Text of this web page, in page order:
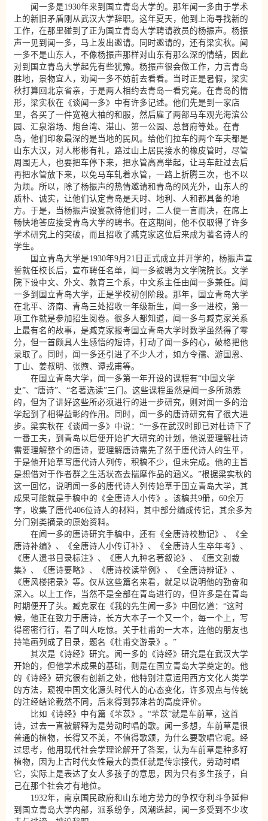
闻一多是1930年来到国立青岛大学的。那年闻一多由于学术
上的新旧矛盾刚从武汉大学辞职。这年夏天，他到上海寻找新的
工作，在那里碰到了正为国立青岛大学聘请教员的杨振声。杨振
声一见到闻一多，马上发出邀请。同时邀请的，还有梁实秋。闻
一多不是山东人，不像杨振声那样对山东有那么深的情结，因此
对到国立青岛大学起先有些犹豫。杨振声很会做工作，力言青岛
胜地，景物宜人，劝闻一多不妨前去看看。当时正是暑假，梁实
秋打算回北京省亲，于是两人相约去青岛一看究竟。在青岛的情
形，梁实秋在《谈闻一多》中有许多记述。他们先是到一家店
里，各买了一件宽袍大袖的和服，然后雇了两部马车观光海滨公
园、汇泉浴场、炮台湾、湛山、第一公园、总督府等处。在青
岛，他们印象最深的是当地的民风。给他们拉车的两个车夫都是
山东大汉，对人彬彬有礼，路过山上居民接水的橡皮管时，尽管
周围无人，也要把车停下来，把水管高高举起，让马车赶过去后
再把水管放下来，以免马车轧着水管，一路上折腾三次，也不以
为烦。所以，除了杨振声的热情邀请和青岛的风光外，山东人的
质朴、诚实，让他们认定青岛是天时、地利、人和都具备的地
方。于是，当杨振声设宴款待他们时，二人便一言而决，在席上
畅快地答应接受青岛大学的聘书。在这期间，他不仅取得了许多
学术研究上的突破，而且招收了臧克家这位后来成为著名诗人的
学生。
国立青岛大学是1930年9月21日正式成立并开学的，杨振声宣
誓就任校长后，宣布聘任名单，闻一多被聘为文学院院长。文学
院下设中文、外文、教育三个系，中文系主任由闻一多兼任。闻
一多到国立青岛大学，正是学校初创阶段。那年，国立青岛大学
在北平、济南、青岛三处招收一年级新生，闻一多一进校，第一
项工作就是参加招生阅卷。很多人都知道，闻一多与臧克家关系
上最有名的故事，是臧克家报考国立青岛大学时数学虽然得了零
分，但一首颇具人生感悟的短诗，打动了闻一多的心，破格把他
录取了。同时，闻一多还引进了不少人才，如方令孺、游国恩、
丁山、姜叔明、张煦、谭戎甫等。
在国立青岛大学，闻一多第一年开设的课程有“中国文学
史”、“唐诗”、“名著选读”三门。这些课程虽然是闻一多所熟悉
的，但为了讲好这些所必须进行的进一步研究，则对闻一多的治
学起到了相得益彰的作用。同时，闻一多的唐诗研究有了很大进
步。梁实秋在《谈闻一多》中说：“一多在武汉时即已对杜诗下了
一番工夫，到青岛以后便开始扩大研究的计划，他说要理解杜诗
需要理解整个的唐诗，要理解唐诗需先了然于唐代诗人的生平，
于是他开始草写唐代诗人列传，积稿不少，但未完成。他的主旨
是想借对于作者群之生活状态去揣摩作品的涵义。”根据梁实秋的
这一回忆，说明闻一多的唐代诗人列传始草于国立青岛大学，其
成果可能就是手稿中的《全唐诗人小传》。该稿共9册，60余万
字，收集了唐代406位诗人的材料，其中部分编成传记，其余多为
分门别类摘录的原始资料。
在闻一多的唐诗研究手稿中，还有《全唐诗校勘记》、《全
唐诗补编》、《全唐诗人小传订补》、《全唐诗人生卒年考》、
《唐人遗书目录标注》、《唐人九种名著叙论》、《唐文别裁
集》、《唐诗要略》、《唐诗校读举例》、《全唐诗辨证》、
《唐风楼捃录》等。仅从这些篇名来看，就足以说明他的勤奋和
深入。以上工作，当然不是全部在青岛进行的，但许多是在青岛
时期便开了头。臧克家在《我的先生闻一多》中回忆道：“这时
候，他正在致力于唐诗，长方大本子一个又一个，每一个上，写
得密密行行，看了叫人吃惊。关于杜甫的一大本，连他的朋友也
持笔画列成了目录，题名《杜甫交游录》。”
其次是《诗经》研究。闻一多的《诗经》研究是在武汉大学
开始的，但他学术成果的基础，则是在国立青岛大学奠定的。他
的《诗经》研究很有创新之处，他特别注意运用西方文化人类学
的方法，窥视中国文化源头时代人的心态变化，许多观点与传统
的注经结论截然不同，后来得到郭沫若的高度评价。
比如《诗经》中有篇《芣苡》。“芣苡”就是车前草，这首
诗，过去一直被解释为是劳动时唱的歌。闻一多想，车前草是很
普通的植物，长得又不美，不值得歌颂，为什么要歌唱它呢。经
过思考，他用现代社会学理论解开了答案，认为车前草是种多籽
植物，因为上古时代女性最大的责任就是传宗接代，劳动时唱
它，实际上是表达了女人多孩子的意思，因为只有多生孩子，自
己在那个社会才有地位。
1932年，南京国民政府和山东地方势力的争权夺利斗争延伸
到国立青岛大学内部，派系纷争，风潮迭起，闻一多受到不少攻